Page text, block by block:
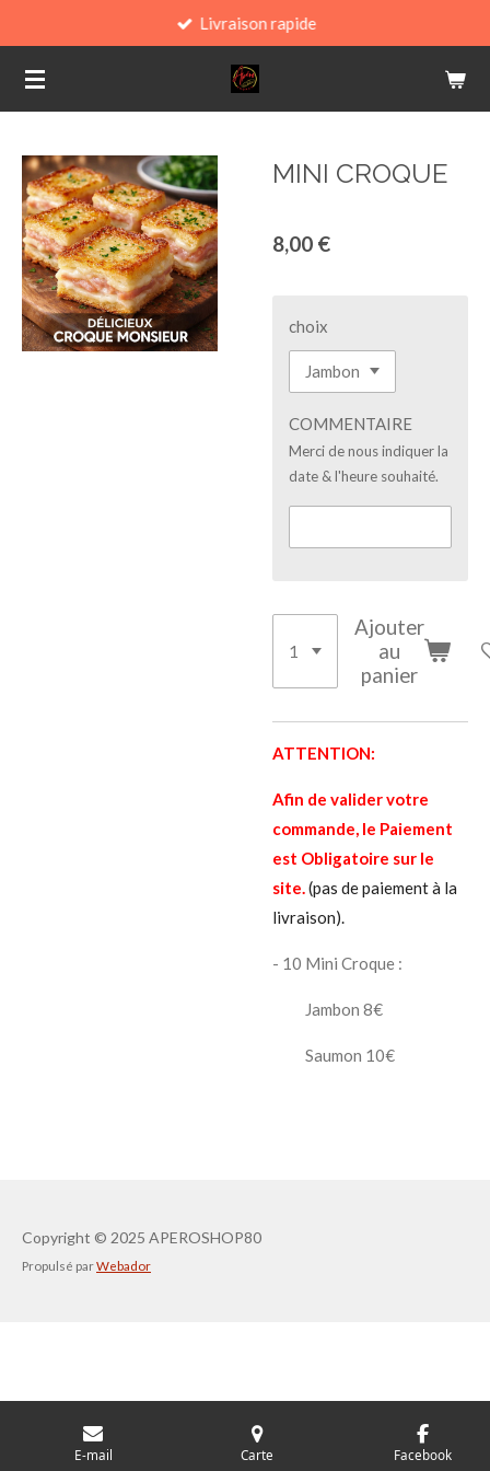
contenu
principal
Livraison rapide
MINI CROQUE
8,00 €
choix
COMMENTAIRE
Merci de nous indiquer la
date & l'heure souhaité.
Ajouter
au
panier
ATTENTION:
Afin de valider votre
commande, le Paiement
est Obligatoire sur le
site.(pas de paiement à la
livraison).
- 10 Mini Croque :
Jambon 8€
Saumon 10€
Copyright © 2025 APEROSHOP80
Propulsé parWebador
E-mail Carte Facebook